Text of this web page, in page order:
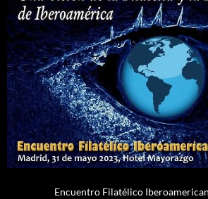
Encuentro Filatélico